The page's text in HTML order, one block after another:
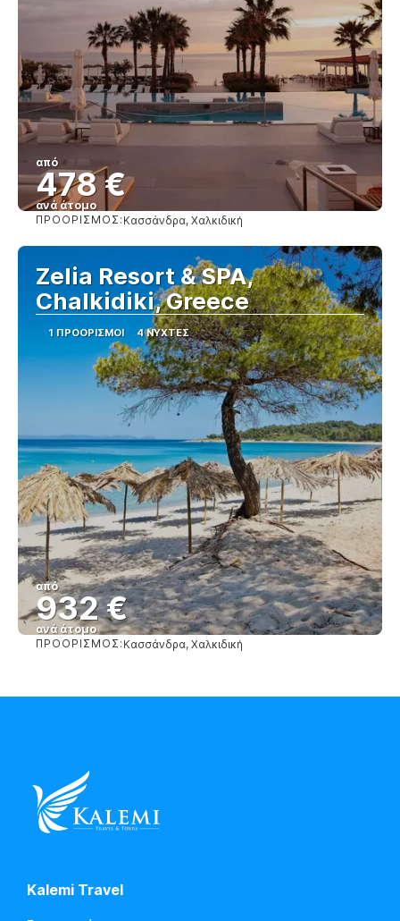
από
478 €
ανά άτομο
Βλέπω
ΠΡΟΟΡΙΣΜΌΣ: Κασσάνδρα, Χαλκιδική
Zelia Resort & SPA,
Chalkidiki, Greece
1 ΠΡΟΟΡΙΣΜΟΊ 4 ΝΎΧΤΕΣ
από
932 €
ανά άτομο
Βλέπω
ΠΡΟΟΡΙΣΜΌΣ: Κασσάνδρα, Χαλκιδική
Kalemi Travel